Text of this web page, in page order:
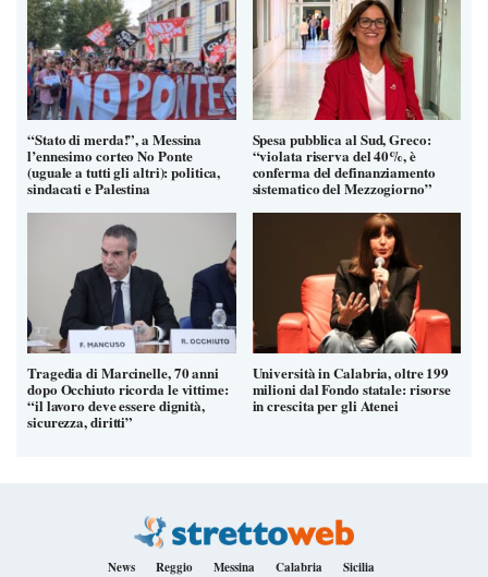
“Stato di merda!”, a Messina
l’ennesimo corteo No Ponte
(uguale a tutti gli altri): politica,
sindacati e Palestina
Spesa pubblica al Sud, Greco:
“violata riserva del 40%, è
conferma del definanziamento
sistematico del Mezzogiorno”
Tragedia di Marcinelle, 70 anni
dopo Occhiuto ricorda le vittime:
“il lavoro deve essere dignità,
sicurezza, diritti”
Università in Calabria, oltre 199
milioni dal Fondo statale: risorse
in crescita per gli Atenei
News Reggio Messina Calabria Sicilia